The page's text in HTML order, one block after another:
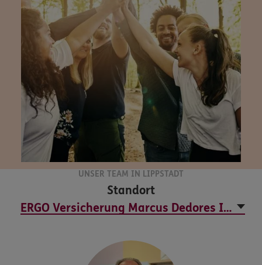
UNSER TEAM IN LIPPSTADT
Standort